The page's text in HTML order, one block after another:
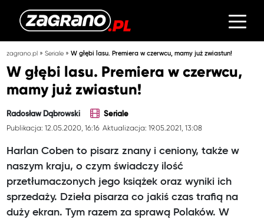
zagrano.pl »Seriale »W głębi lasu. Premiera w czerwcu, mamy już zwiastun!
W głębi lasu. Premiera w czerwcu,
mamy już zwiastun!
Radosław Dąbrowski Seriale
Publikacja: 12.05.2020, 16:16 Aktualizacja: 19.05.2021, 13:08
Harlan Coben to pisarz znany i ceniony, także w
naszym kraju, o czym świadczy ilość
przetłumaczonych jego książek oraz wyniki ich
sprzedaży. Dzieła pisarza co jakiś czas trafią na
duży ekran. Tym razem za sprawą Polaków. W